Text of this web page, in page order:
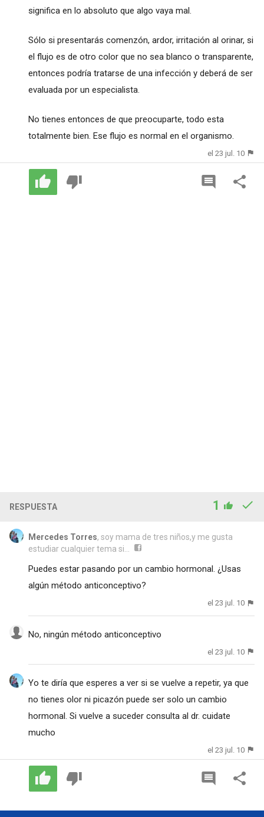
significa en lo absoluto que algo vaya mal.
Sólo si presentarás comenzón, ardor, irritación al orinar, si
el flujo es de otro color que no sea blanco o transparente,
entonces podría tratarse de una infección y deberá de ser
evaluada por un especialista.
No tienes entonces de que preocuparte, todo esta
totalmente bien. Ese flujo es normal en el organismo.
el 23 jul. 10
RESPUESTA 1
Mercedes Torres, soy mama de tres niños,y me gusta
estudiar cualquier tema si...
Puedes estar pasando por un cambio hormonal. ¿Usas
algún método anticonceptivo?
el 23 jul. 10
No, ningún método anticonceptivo
el 23 jul. 10
Yo te diría que esperes a ver si se vuelve a repetir, ya que
no tienes olor ni picazón puede ser solo un cambio
hormonal. Si vuelve a suceder consulta al dr. cuidate
mucho
el 23 jul. 10